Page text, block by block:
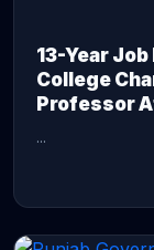
13-Year Job
College
Professor
...